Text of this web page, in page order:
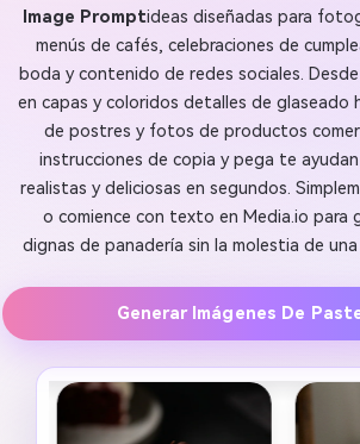
Image Promptideas diseñadas para
menús de cafés, celebraciones de
boda y contenido de redes sociales.
en capas y coloridos detalles de glaseado
de postres y fotos de productos
instrucciones de copia y pega te
realistas y deliciosas en segundos.
o comience con texto en Media.io para
dignas de panadería sin la molestia de
Generar Imágenes De